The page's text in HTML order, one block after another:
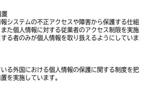
置
システムの不正アクセスや障害から保護する仕組
た個人情報に対する従業者のアクセス制限を実施
する者のみが個人情報を取り扱えるようにしていま
る外国における個人情報の保護に関する制度を把
を実施しています。